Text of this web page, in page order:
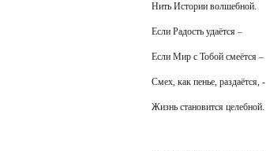
Нить Истории волшебной.
Если Радость удаётся –
Если Мир с Тобой смеётся –
Смех, как пенье, раздаётся, -
Жизнь становится целебной.